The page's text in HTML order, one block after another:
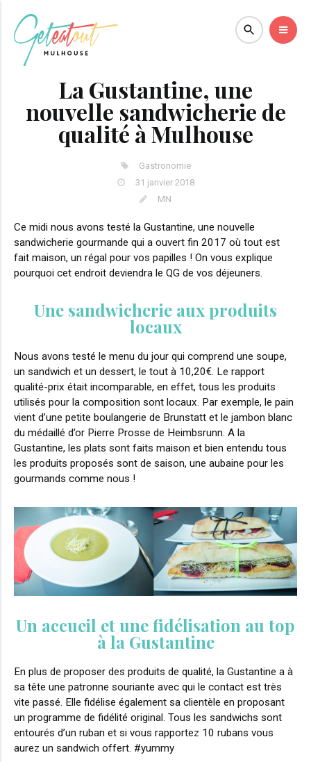
La Gustantine, une
nouvelle sandwicherie de
qualité à Mulhouse
Gastronomie
31 janvier 2018
MN
Ce midi nous avons testé la Gustantine, une nouvelle
sandwicherie gourmande qui a ouvert fin 2017 où tout est
fait maison, un régal pour vos papilles ! On vous explique
pourquoi cet endroit deviendra le QG de vos déjeuners.
Une sandwicherie aux produits
locaux
Nous avons testé le menu du jour qui comprend une soupe,
un sandwich et un dessert, le tout à 10,20€. Le rapport
qualité-prix était incomparable, en effet, tous les produits
utilisés pour la composition sont locaux. Par exemple, le pain
vient d’une petite boulangerie de Brunstatt et le jambon blanc
du médaillé d’or Pierre Prosse de Heimbsrunn. A la
Gustantine, les plats sont faits maison et bien entendu tous
les produits proposés sont de saison, une aubaine pour les
gourmands comme nous !
Un accueil et une fidélisation au top
à la Gustantine
En plus de proposer des produits de qualité, la Gustantine a à
sa tête une patronne souriante avec qui le contact est très
vite passé. Elle fidélise également sa clientèle en proposant
un programme de fidélité original. Tous les sandwichs sont
entourés d’un ruban et si vous rapportez 10 rubans vous
aurez un sandwich offert. #yummy